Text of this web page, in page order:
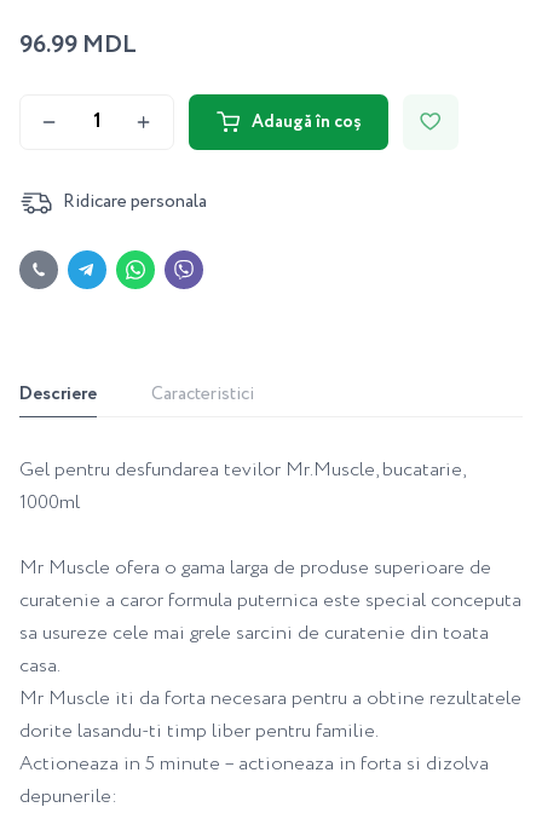
96.99 MDL
Adaugă în coș
Ridicare personala
Descriere Caracteristici
Gel pentru desfundarea tevilor Mr.Muscle, bucatarie,
1000ml
Mr Muscle ofera o gama larga de produse superioare de
curatenie a caror formula puternica este special conceputa
sa usureze cele mai grele sarcini de curatenie din toata
casa.
Mr Muscle iti da forta necesara pentru a obtine rezultatele
dorite lasandu-ti timp liber pentru familie.
Actioneaza in 5 minute – actioneaza in forta si dizolva
depunerile: